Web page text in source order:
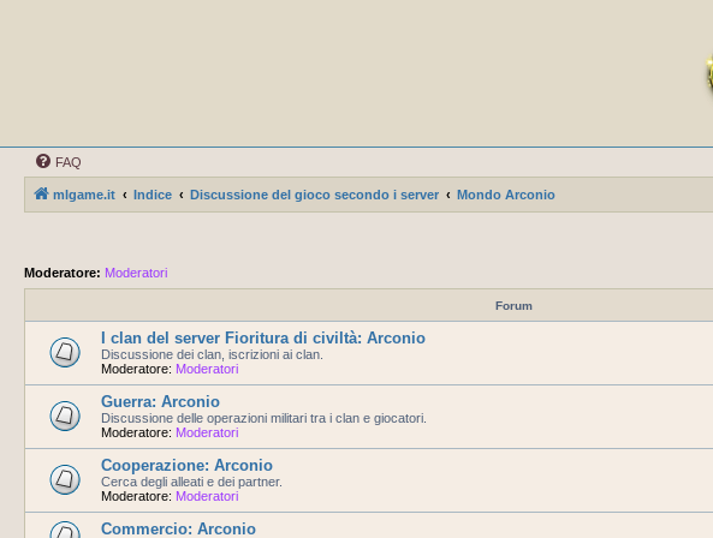
FAQ
mlgame.it Indice Discussione del gioco secondo i server Mondo Arconio
Moderatore: Moderatori
Forum
I clan del server Fioritura di civiltà: Arconio
Discussione dei clan, iscrizioni ai clan.
Moderatore: Moderatori
Guerra: Arconio
Discussione delle operazioni militari tra i clan e giocatori.
Moderatore: Moderatori
Cooperazione: Arconio
Cerca degli alleati e dei partner.
Moderatore: Moderatori
Commercio: Arconio